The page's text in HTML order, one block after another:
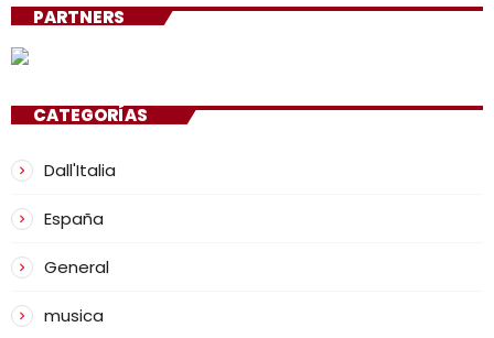
PARTNERS
CATEGORÍAS
Dall'Italia
España
General
musica